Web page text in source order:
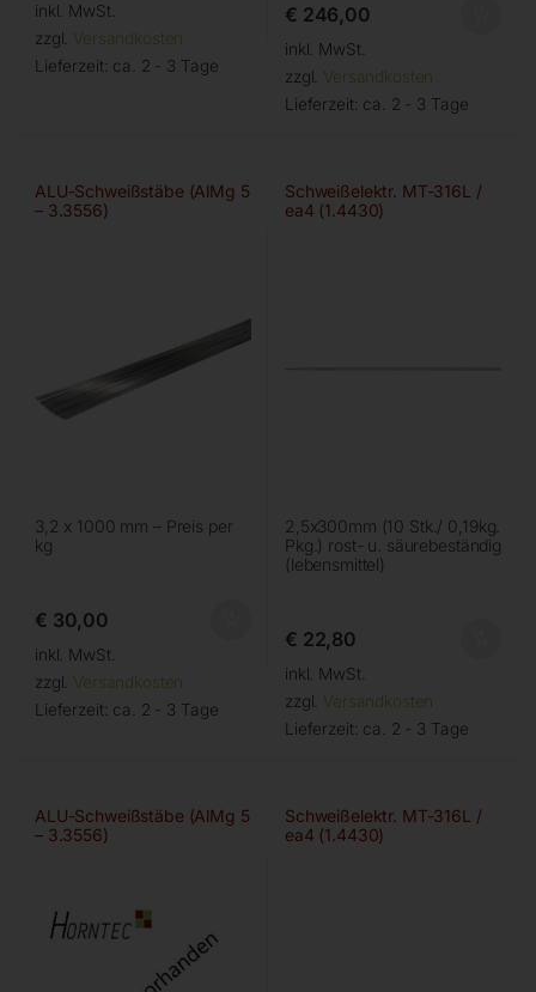
inkl. MwSt.
zzgl. Versandkosten
Lieferzeit: ca. 2 - 3 Tage
€ 246,00
inkl. MwSt.
zzgl. Versandkosten
Lieferzeit: ca. 2 - 3 Tage
ALU-Schweißstäbe (AlMg 5
– 3.3556)
3,2 x 1000 mm – Preis per
kg
€ 30,00
inkl. MwSt.
zzgl. Versandkosten
Lieferzeit: ca. 2 - 3 Tage
Schweißelektr. MT-316L /
ea4 (1.4430)
2,5x300mm (10 Stk./ 0,19kg.
Pkg.) rost- u. säurebeständig
(lebensmittel)
€ 22,80
inkl. MwSt.
zzgl. Versandkosten
Lieferzeit: ca. 2 - 3 Tage
ALU-Schweißstäbe (AlMg 5
– 3.3556)
Schweißelektr. MT-316L /
ea4 (1.4430)